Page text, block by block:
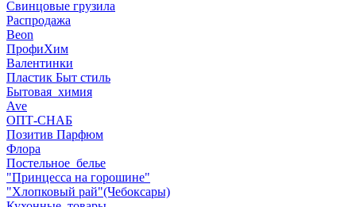
Свинцовые грузила
Распродажа
Beon
ПрофиХим
Валентинки
Пластик Быт стиль
Бытовая_химия
Ave
ОПТ-СНАБ
Позитив Парфюм
Флора
Постельное_белье
"Принцесса на горошине"
"Хлопковый рай"(Чебоксары)